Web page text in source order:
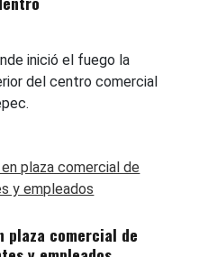
inició el fuego la
del centro comercial
plaza comercial de